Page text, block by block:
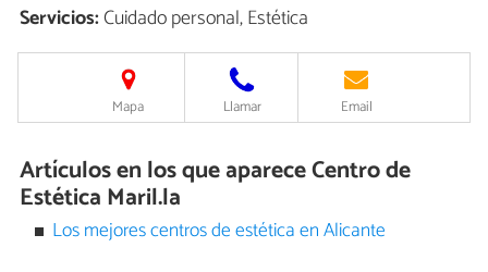
Servicios:Cuidado personal, Estética
Mapa Llamar Email
Artículos en los que aparece Centro de
Estética Maril.la
Los mejores centros de estética en Alicante